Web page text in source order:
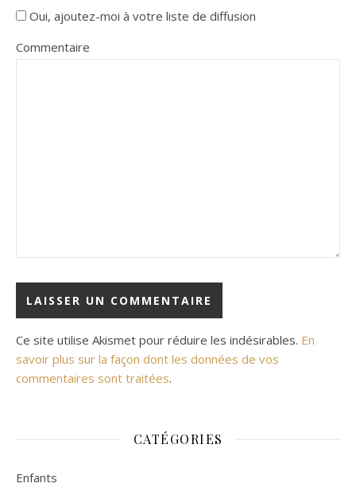
Oui, ajoutez-moi à votre liste de diffusion
Commentaire
Ce site utilise Akismet pour réduire les indésirables. En
savoir plus sur la façon dont les données de vos
commentaires sont traitées.
CATÉGORIES
Enfants